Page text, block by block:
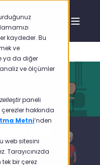
kaydeder. Bu
ve
ya da diğer
ve ölçümler
paneli
çerezler hakkında
Metni’nden
web sitesini
Tarayıcınızda
bir çerez
2 min read